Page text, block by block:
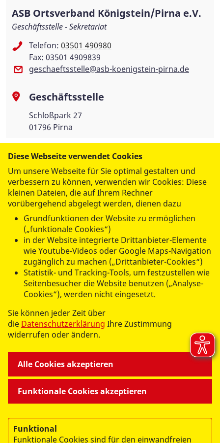
ASB Ortsverband Königstein/Pirna e.V.
Geschäftsstelle - Sekretariat
Telefon: 03501 490980
Fax: 03501 4909839
geschaeftsstelle@asb-koenigstein-pirna.de
Geschäftsstelle
Schloßpark 27
01796 Pirna
datenschutzkonform mit
UNSERE DIENSTLEISTUNGEN
KARRIERE UND ENGAGEMENT
© 2026 ASB Königstein/Pirna e. V.
Impressum
Diese Webseite verwendet Cookies
Um unsere Webseite für Sie optimal gestalten und
verbessern zu können, verwenden wir Cookies: Diese
kleinen Dateien, die auf Ihrem Rechner
vorübergehend abgelegt werden, dienen dazu
Grundfunktionen der Website zu ermöglichen
(„funktionale Cookies“)
in der Website integrierte Drittanbieter-Elemente
wie Youtube-Videos oder Google Maps-Navigation
zugänglich zu machen („Drittanbieter-Cookies“)
Statistik- und Tracking-Tools, um festzustellen wie
Seitenbesucher die Website benutzen („Analyse-
Cookies“), werden nicht eingesetzt.
Sie können jeder Zeit über
die Datenschutzerklärung Ihre Zustimmung
widerrufen oder ändern.
Funktionale Cookies akzeptieren
Alle Cookies akzeptieren
Funktional
Funktionale Cookies sind für den einwandfreien